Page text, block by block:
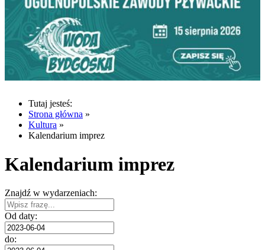
Tutaj jesteś:
Strona główna »
Kultura »
Kalendarium imprez
Kalendarium imprez
Znajdź w wydarzeniach:
Od daty:
do: